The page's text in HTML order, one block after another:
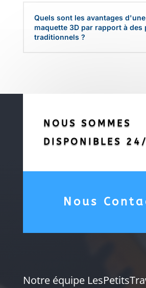
Quels sont les avantages d'une
maquette 3D par rapport à des
traditionnels ?
NOUS SOMMES
DISPONIBLES
Nous
Notre équipe